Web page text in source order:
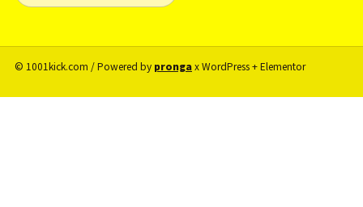
© 1001kick.com / Powered by prongax WordPress + Elementor